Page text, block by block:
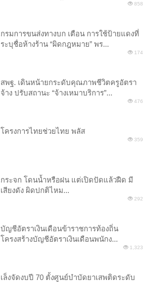
858
กรมการขนส่งทางบก เตือน การใช้ป้ายแดงที่
ระบุชื่อห้างร้าน “ผิดกฎหมาย” พร...
174
สพฐ. เดินหน้ายกระดับคุณภาพชีวิตครูอัตรา
จ้าง ปรับสถานะ “จ้างเหมาบริการ”...
476
โครงการไทยช่วยไทย พลัส
359
กระจก โดนน้ำหรือฝน แต่เปิดปัดแล้วฝืด มี
เสียงดัง ผิดปกติไหม...
292
บัญชีอัตราเงินเดือนข้าราชการท้องถิ่น
โครงสร้างบัญชีอัตราเงินเดือนพนักง...
1,323
เล็งจัดงบปี 70 ตั้งศูนย์บำบัดยาเสพติดระดับ